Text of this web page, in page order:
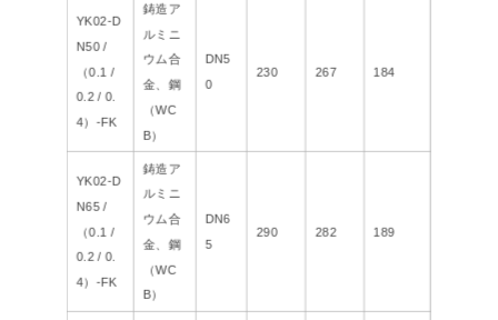
YK02-D
N50 /
（0.1 /
0.2 / 0.
4）-FK
鋳造ア
ルミニ
ウム合
金、鋼
（WC
B）
DN5
0
230 267 184
YK02-D
N65 /
（0.1 /
0.2 / 0.
4）-FK
鋳造ア
ルミニ
ウム合
金、鋼
（WC
B）
DN6
5
290 282 189